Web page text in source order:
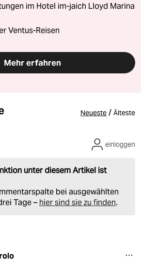
im Hotel im-jaich Lloyd Marina
Ventus-Reisen
Mehr erfahren
Neueste / Älteste
unter diesem Artikel ist
bei ausgewählten
Tage – hier sind sie zu finden.
einloggen